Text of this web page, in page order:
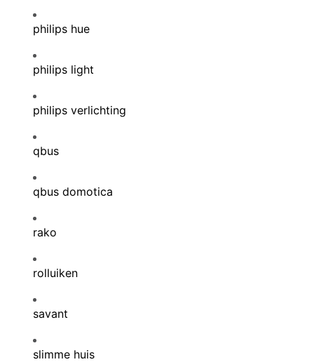
philips hue
philips light
philips verlichting
qbus
qbus domotica
rako
rolluiken
savant
slimme huis